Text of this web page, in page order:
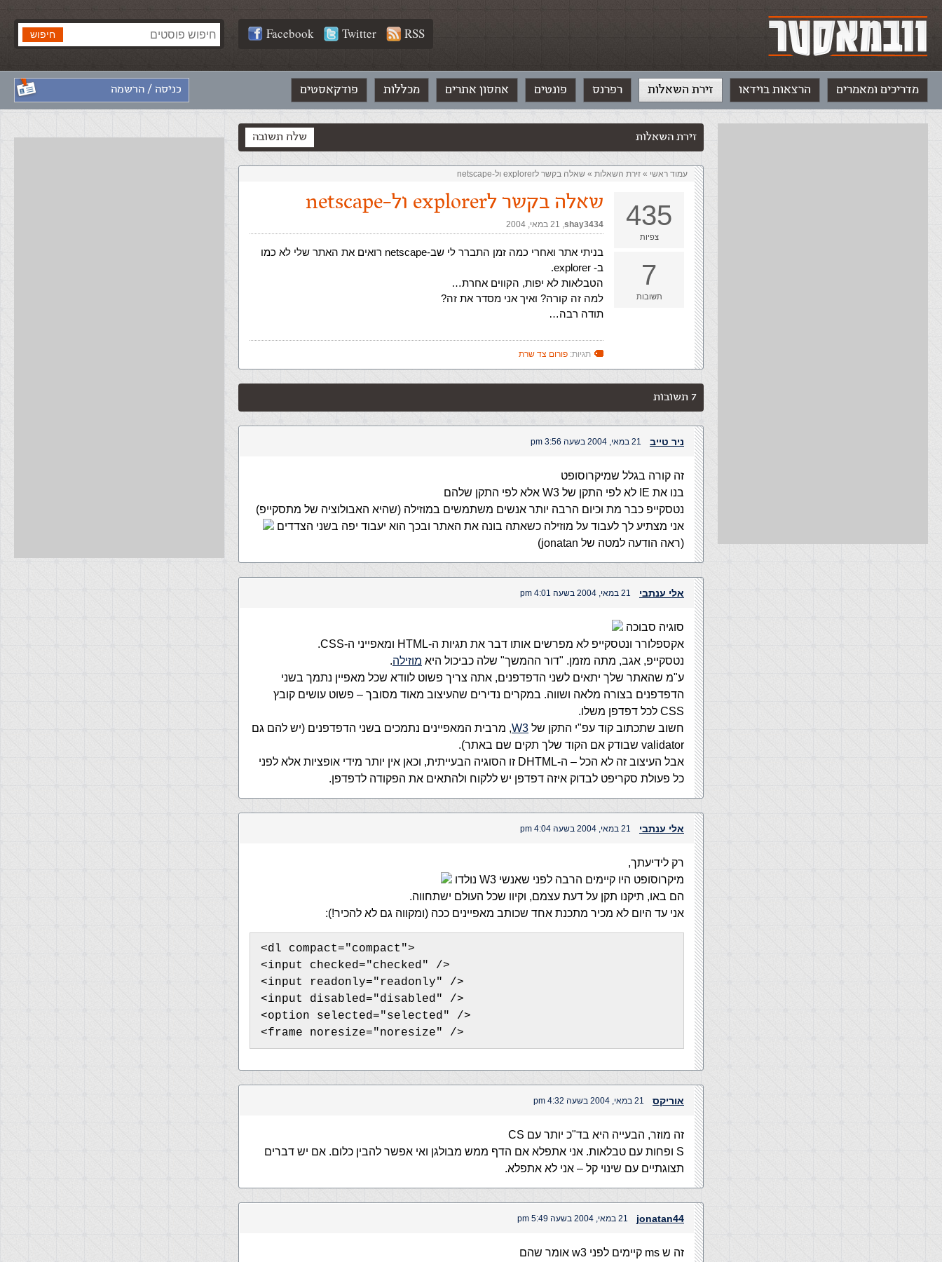
Facebook Twitter RSS
כניסה / הרשמה מדריכים ומאמרים הרצאות בוידאו זירת השאלות רפרנס פונטים אחסון אתרים מכללות פודקאסטים
שלח תשובה זירת השאלות
עמוד ראשי » ‏זירת השאלות‏ » שאלה בקשר לexplorer ול-netscape
435
צפיות
7
תשובות
שאלה בקשר לexplorer ול-netscape
shay3434
,‏ 21 במאי, 2004
בניתי אתר ואחרי כמה זמן התברר לי שב-netscape רואים את האתר שלי לא כמו
ב- explorer.
הטבלאות לא יפות, הקווים אחרת…
למה זה קורה? ואיך אני מסדר את זה?
תודה רבה…
תגיות: פורום צד שרת
7 תשובות
ניר טייב 21 במאי, 2004 בשעה 3:56 pm
זה קורה בגלל שמיקרוסופט
בנו את IE לא לפי התקן של W3 אלא לפי התקן שלהם
נטסקייפ כבר מת וכיום הרבה יותר אנשים משתמשים במוזילה (שהיא האבולוציה של מתסקייפ)
אני מצתיע לך לעבוד על מוזילה כשאתה בונה את האתר ובכך הוא יעבוד יפה בשני הצדדים
(ראה הודעה למטה של jonatan)
אלי ענתבי 21 במאי, 2004 בשעה 4:01 pm
סוגיה סבוכה
אקספלורר ונטסקייפ לא מפרשים אותו דבר את תגיות ה-HTML ומאפייני ה-CSS.
נטסקייפ, אגב, מתה מזמן. "דור ההמשך" שלה כביכול היא מוזילה.
ע"מ שהאתר שלך יתאים לשני הדפדפנים, אתה צריך פשוט לוודא שכל מאפיין נתמך בשני
הדפדפנים בצורה מלאה ושווה. במקרים נדירים שהעיצוב מאוד מסובך – פשוט עושים קובץ
CSS לכל דפדפן משלו.
חשוב שתכתוב קוד עפ"י התקן של W3, מרבית המאפיינים נתמכים בשני הדפדפנים (יש להם גם
validator שבודק אם הקוד שלך תקים שם באתר).
אבל העיצוב זה לא הכל – ה-DHTML זו הסוגיה הבעייתית, וכאן אין יותר מידי אופציות אלא לפני
כל פעולת סקריפט לבדוק איזה דפדפן יש ללקוח ולהתאים את הפקודה לדפדפן.
אלי ענתבי 21 במאי, 2004 בשעה 4:04 pm
רק לידיעתך,
מיקרוסופט היו קיימים הרבה לפני שאנשי W3 נולדו
הם באו, תיקנו תקן על דעת עצמם, וקיוו שכל העולם ישתחווה.
אני עד היום לא מכיר מתכנת אחד שכותב מאפיינים ככה (ומקווה גם לא להכיר!):
<dl compact="compact">
<input checked="checked" />
<input readonly="readonly" />
<input disabled="disabled" />
<option selected="selected" />
<frame noresize="noresize" />
אוריקס 21 במאי, 2004 בשעה 4:32 pm
זה מוזר, הבעייה היא בד"כ יותר עם CS
S ופחות עם טבלאות. אני אתפלא אם הדף ממש מבולגן ואי אפשר להבין כלום. אם יש דברים
תצוגתיים עם שינוי קל – אני לא אתפלא.
jonatan44 21 במאי, 2004 בשעה 5:49 pm
זה ש ms קיימים לפני w3 אומר שהם